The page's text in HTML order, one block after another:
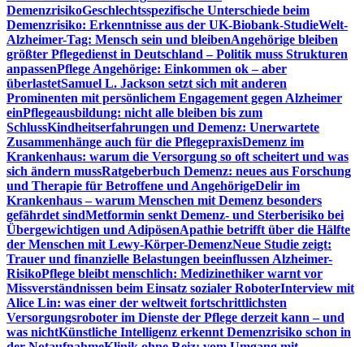
DemenzrisikoGeschlechtsspezifische Unterschiede beim
Demenzrisiko: Erkenntnisse aus der UK-Biobank-StudieWelt-
Alzheimer-Tag: Mensch sein und bleibenAngehörige bleiben
größter Pflegedienst in Deutschland – Politik muss Strukturen
anpassenPflege Angehörige: Einkommen ok – aber
überlastetSamuel L. Jackson setzt sich mit anderen
Prominenten mit persönlichem Engagement gegen Alzheimer
einPflegeausbildung: nicht alle bleiben bis zum
SchlussKindheitserfahrungen und Demenz: Unerwartete
Zusammenhänge auch für die PflegepraxisDemenz im
Krankenhaus: warum die Versorgung so oft scheitert und was
sich ändern mussRatgeberbuch Demenz: neues aus Forschung
und Therapie für Betroffene und AngehörigeDelir im
Krankenhaus – warum Menschen mit Demenz besonders
gefährdet sindMetformin senkt Demenz- und Sterberisiko bei
Übergewichtigen und AdipösenApathie betrifft über die Hälfte
der Menschen mit Lewy-Körper-DemenzNeue Studie zeigt:
Trauer und finanzielle Belastungen beeinflussen Alzheimer-
RisikoPflege bleibt menschlich: Medizinethiker warnt vor
Missverständnissen beim Einsatz sozialer RoboterInterview mit
Alice Lin: was einer der weltweit fortschrittlichsten
Versorgungsroboter im Dienste der Pflege derzeit kann – und
was nichtKünstliche Intelligenz erkennt Demenzrisiko schon in